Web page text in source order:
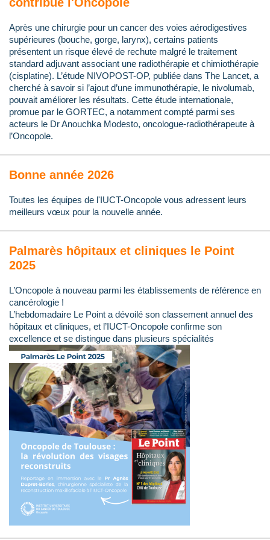
Après une chirurgie pour un cancer des voies aérodigestives
supérieures (bouche, gorge, larynx), certains patients
présentent un risque élevé de rechute malgré le traitement
standard adjuvant associant une radiothérapie et chimiothérapie
(cisplatine). L’étude NIVOPOST-OP, publiée dans The Lancet, a
cherché à savoir si l’ajout d’une immunothérapie, le nivolumab,
pouvait améliorer les résultats. Cette étude internationale,
promue par le GORTEC, a notamment compté parmi ses
acteurs le Dr Anouchka Modesto, oncologue-radiothérapeute à
l’Oncopole.
Bonne année 2026
Toutes les équipes de l'IUCT-Oncopole vous adressent leurs
meilleurs vœux pour la nouvelle année.
Palmarès hôpitaux et cliniques le Point
2025
L’Oncopole à nouveau parmi les établissements de référence en
cancérologie !
L’hebdomadaire Le Point a dévoilé son classement annuel des
hôpitaux et cliniques, et l’IUCT-Oncopole confirme son
excellence et se distingue dans plusieurs spécialités